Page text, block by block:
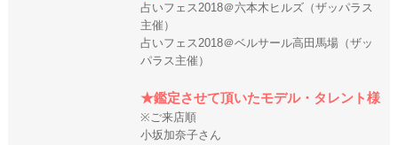
占いフェス2018＠六本木ヒルズ（ザッパラス
主催）
占いフェス2018＠ベルサール高田馬場（ザッ
パラス主催）
★鑑定させて頂いたモデル・タレント様
※ご来店順
小坂加奈子さん